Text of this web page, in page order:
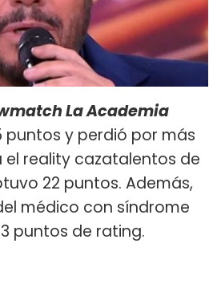
La Academia
puntos y perdió por más
reality cazatalentos de
22 puntos. Además,
médico con síndrome
puntos de rating.